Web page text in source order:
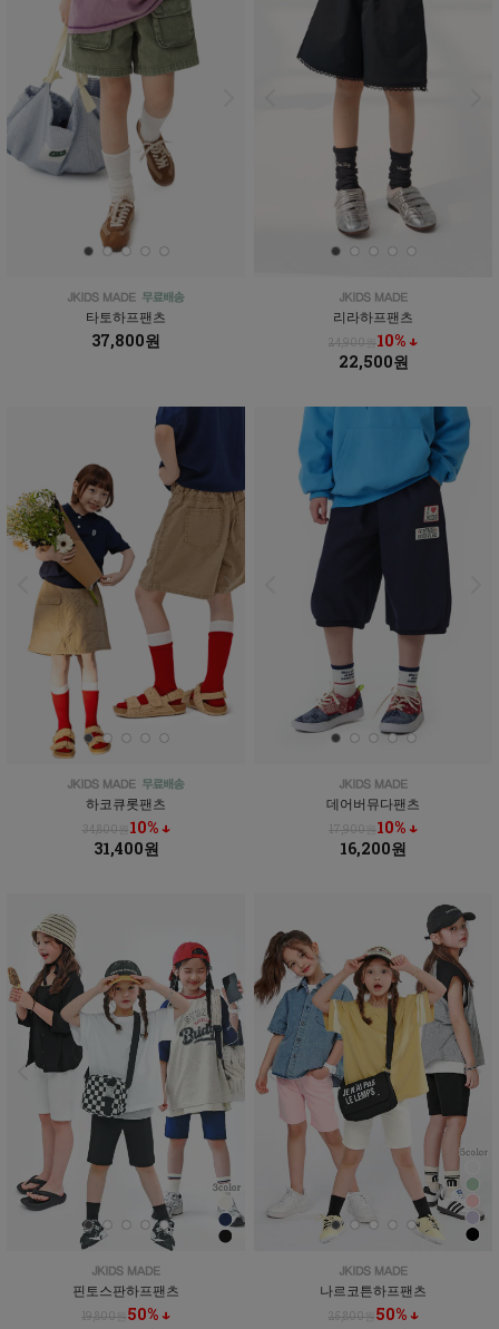
타토하프팬츠
37,800원
리라하프팬츠
24,900원10% ↓
22,500원
하코큐롯팬츠
34,800원10% ↓
31,400원
데어버뮤다팬츠
17,900원10% ↓
16,200원
핀토스판하프팬츠
19,800원50% ↓
나르코튼하프팬츠
25,800원50% ↓